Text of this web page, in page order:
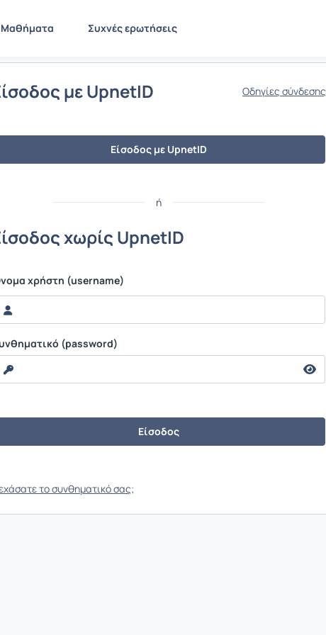
Μαθήματα Συχνές ερωτήσεις
με UpnetID Οδηγίες σύνδεσης
Είσοδος με UpnetID
ή
χωρίς UpnetID
χρήστη (username)
(password)
το συνθηματικό σας;